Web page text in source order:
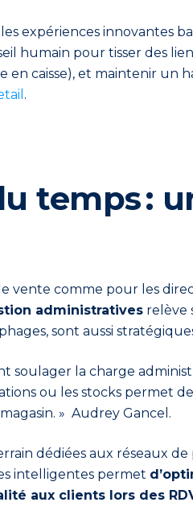
expériences innovantes
humain pour tisser des
en caisse), et maintenir un
.
temps :
vente comme pour les
administrativesrelève
sont aussi
soulager la charge
ou les stocks permet
» Audrey Gancel.
dédiées aux réseaux
intelligentes permet
aux clients lors des